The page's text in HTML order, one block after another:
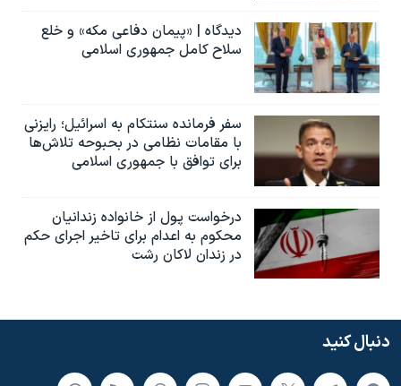
دیدگاه | «پیمان دفاعی مکه» و خلع
سلاح کامل جمهوری اسلامی
سفر فرمانده سنتکام به اسرائیل؛ رایزنی
با مقامات نظامی در بحبوحه تلاش‌ها
برای توافق با جمهوری اسلامی
درخواست پول از خانواده زندانیان
محکوم به‌ اعدام برای تاخیر اجرای حکم
در زندان لاکان رشت
دنبال کنید